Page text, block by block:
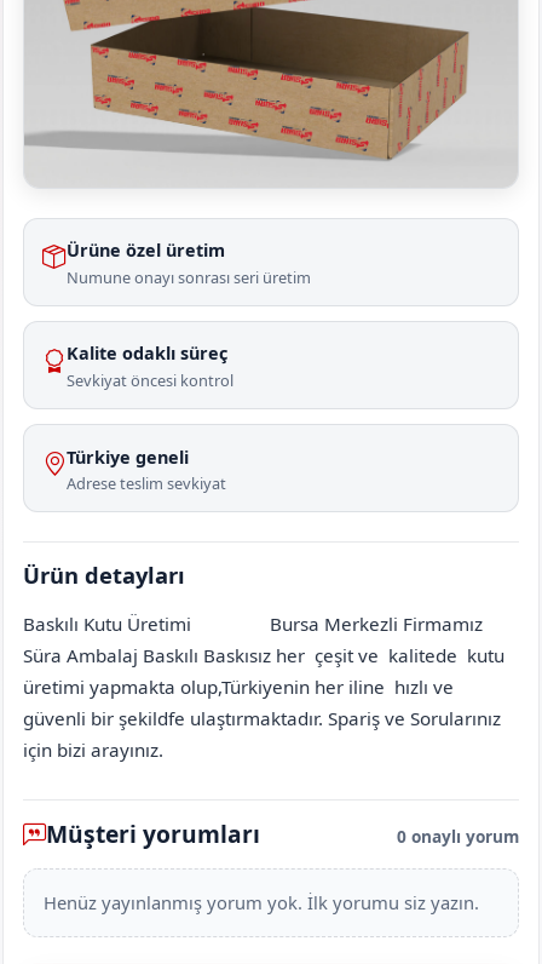
Ürüne özel üretim
Numune onayı sonrası seri üretim
Kalite odaklı süreç
Sevkiyat öncesi kontrol
Türkiye geneli
Adrese teslim sevkiyat
Ürün detayları
Baskılı Kutu Üretimi
Bursa Merkezli Firmamız
Süra Ambalaj Baskılı Baskısız her çeşit ve kalitede kutu
üretimi yapmakta olup,Türkiyenin her iline hızlı ve
güvenli bir şekildfe ulaştırmaktadır. Spariş ve Sorularınız
için bizi arayınız.
Müşteri yorumları 0 onaylı yorum
Henüz yayınlanmış yorum yok. İlk yorumu siz yazın.